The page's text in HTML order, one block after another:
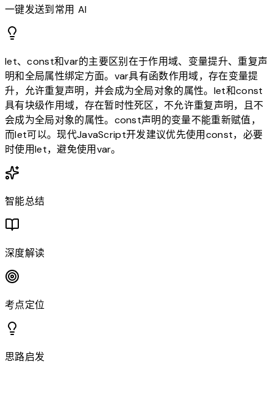
一键发送到常用 AI
let、const和var的主要区别在于作用域、变量提升、重复声
明和全局属性绑定方面。var具有函数作用域，存在变量提
升，允许重复声明，并会成为全局对象的属性。let和const
具有块级作用域，存在暂时性死区，不允许重复声明，且不
会成为全局对象的属性。const声明的变量不能重新赋值，
而let可以。现代JavaScript开发建议优先使用const，必要
时使用let，避免使用var。
智能总结
深度解读
考点定位
思路启发